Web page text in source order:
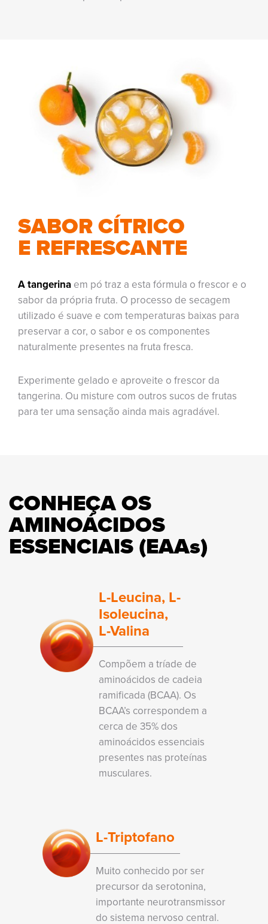
SABOR CÍTRICO
E REFRESCANTE
A tangerina em pó traz a esta fórmula o frescor e o
sabor da própria fruta. O processo de secagem
utilizado é suave e com temperaturas baixas para
preservar a cor, o sabor e os componentes
naturalmente presentes na fruta fresca.
Experimente gelado e aproveite o frescor da
tangerina. Ou misture com outros sucos de frutas
para ter uma sensação ainda mais agradável.
CONHEÇA OS
AMINOÁCIDOS
ESSENCIAIS (EAAs)
L-Leucina, L-
Isoleucina,
L-Valina
Compõem a tríade de
aminoácidos de cadeia
ramificada (BCAA). Os
BCAA’s correspondem a
cerca de 35% dos
aminoácidos essenciais
presentes nas proteínas
musculares.
L-Triptofano
Muito conhecido por ser
precursor da serotonina,
importante neurotransmissor
do sistema nervoso central.